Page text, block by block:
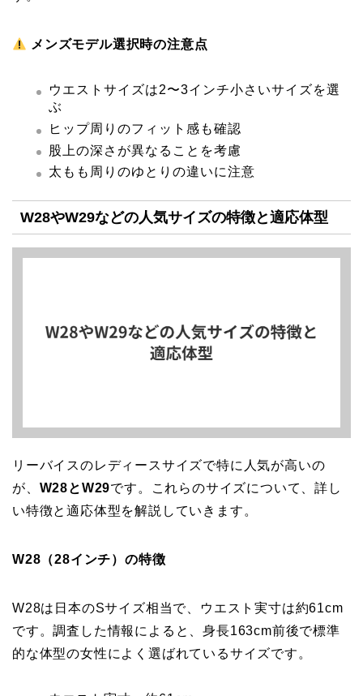
メンズモデル選択時の注意点
ウエストサイズは2〜3インチ小さいサイズを選
ぶ
ヒップ周りのフィット感も確認
股上の深さが異なることを考慮
太もも周りのゆとりの違いに注意
W28やW29などの人気サイズの特徴と適応体型
リーバイスのレディースサイズで特に人気が高いの
が、 W28とW29です。これらのサイズについて、詳し
い特徴と適応体型を解説していきます。
W28（28インチ）の特徴
W28は日本のSサイズ相当で、ウエスト実寸は約61cm
です。調査した情報によると、身長163cm前後で標準
的な体型の女性によく選ばれているサイズです。